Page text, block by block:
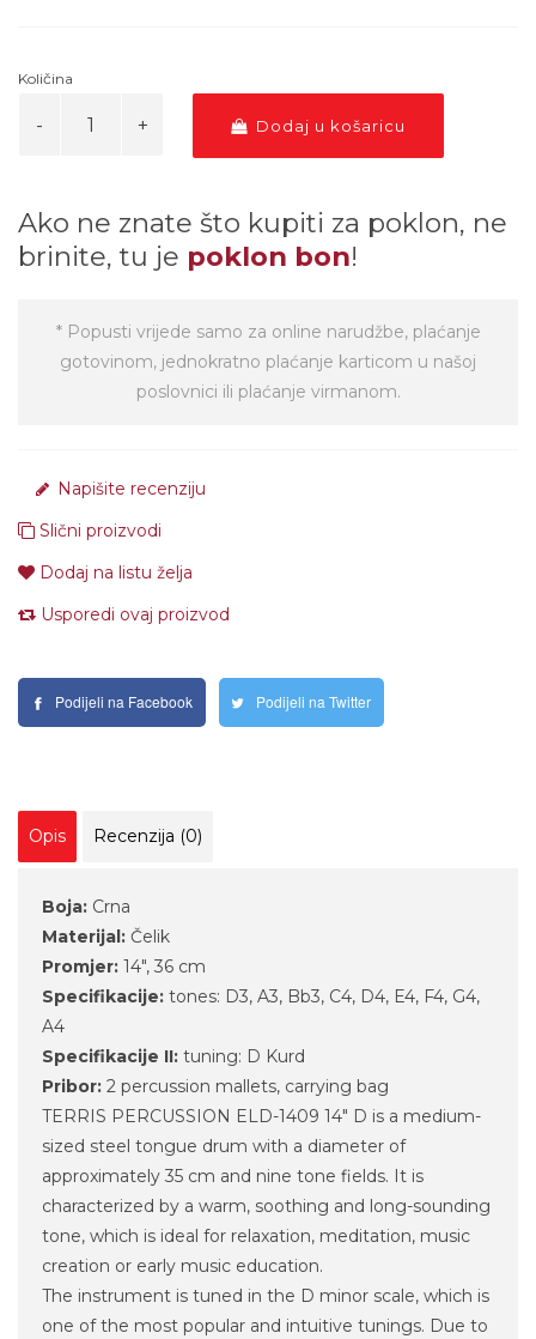
Količina
Dodaj u košaricu
Ako ne znate što kupiti za poklon, ne
brinite, tu je poklon bon!
* Popusti vrijede samo za online narudžbe, plaćanje
gotovinom, jednokratno plaćanje karticom u našoj
poslovnici ili plaćanje virmanom.
Napišite recenziju
Slični proizvodi
Dodaj na listu želja
Usporedi ovaj proizvod
Podijeli na Facebook Podijeli na Twitter
Opis Recenzija (0)
Boja: Crna
Materijal: Čelik
Promjer: 14", 36 cm
Specifikacije: tones: D3, A3, Bb3, C4, D4, E4, F4, G4,
A4
Specifikacije II: tuning: D Kurd
Pribor: 2 percussion mallets, carrying bag
TERRIS PERCUSSION ELD-1409 14" D is a medium-
sized steel tongue drum with a diameter of
approximately 35 cm and nine tone fields. It is
characterized by a warm, soothing and long-sounding
tone, which is ideal for relaxation, meditation, music
creation or early music education.
The instrument is tuned in the D minor scale, which is
one of the most popular and intuitive tunings. Due to